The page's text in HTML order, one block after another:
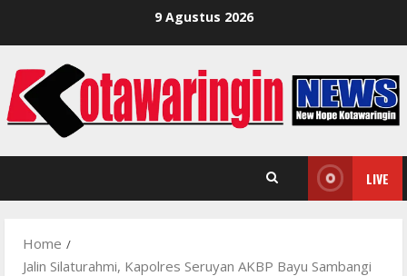
9 Agustus 2026
LIVE
Home
Jalin Silaturahmi, Kapolres Seruyan AKBP Bayu Sambangi